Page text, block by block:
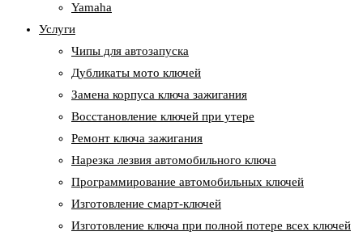
Yamaha
Услуги
Чипы для автозапуска
Дубликаты мото ключей
Замена корпуса ключа зажигания
Восстановление ключей при утере
Ремонт ключа зажигания
Нарезка лезвия автомобильного ключа
Программирование автомобильных ключей
Изготовление смарт-ключей
Изготовление ключа при полной потере всех ключей